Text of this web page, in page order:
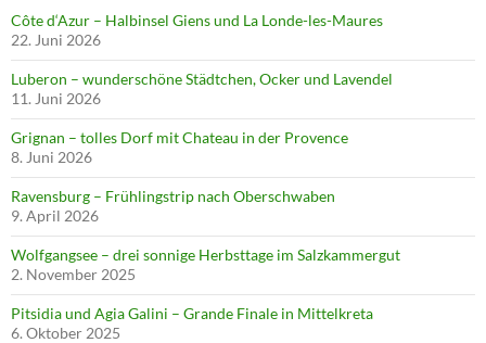
Côte d‘Azur – Halbinsel Giens und La Londe-les-Maures
22. Juni 2026
Luberon – wunderschöne Städtchen, Ocker und Lavendel
11. Juni 2026
Grignan – tolles Dorf mit Chateau in der Provence
8. Juni 2026
Ravensburg – Frühlingstrip nach Oberschwaben
9. April 2026
Wolfgangsee – drei sonnige Herbsttage im Salzkammergut
2. November 2025
Pitsidia und Agia Galini – Grande Finale in Mittelkreta
6. Oktober 2025